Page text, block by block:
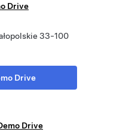
Drive
33-100
Drive
Drive